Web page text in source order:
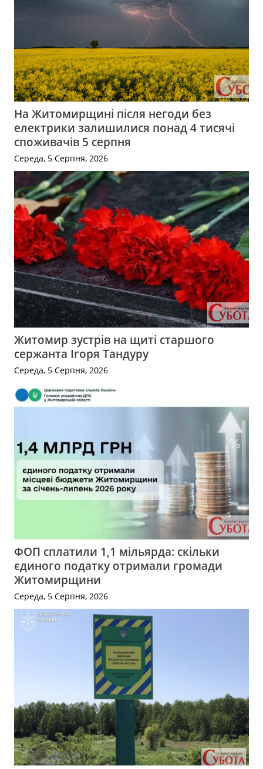
На Житомирщині після негоди без
електрики залишилися понад 4 тисячі
споживачів 5 серпня
Середа, 5 Серпня, 2026
Житомир зустрів на щиті старшого
сержанта Ігоря Тандуру
Середа, 5 Серпня, 2026
ФОП сплатили 1,1 мільярда: скільки
єдиного податку отримали громади
Житомирщини
Середа, 5 Серпня, 2026